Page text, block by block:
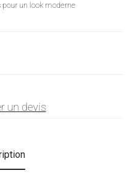
un look moderne
un devis